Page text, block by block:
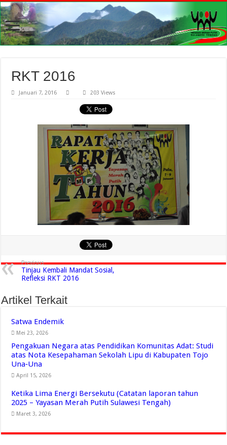
RKT 2016
Januari 7, 2016 203 Views
Previous
Tinjau Kembali Mandat Sosial,
Refleksi RKT 2016
Artikel Terkait
Satwa Endemik
Mei 23, 2026
Pengakuan Negara atas Pendidikan Komunitas Adat: Studi
atas Nota Kesepahaman Sekolah Lipu di Kabupaten Tojo
Una‑Una
April 15, 2026
Ketika Lima Energi Bersekutu (Catatan laporan tahun
2025 – Yayasan Merah Putih Sulawesi Tengah)
Maret 3, 2026